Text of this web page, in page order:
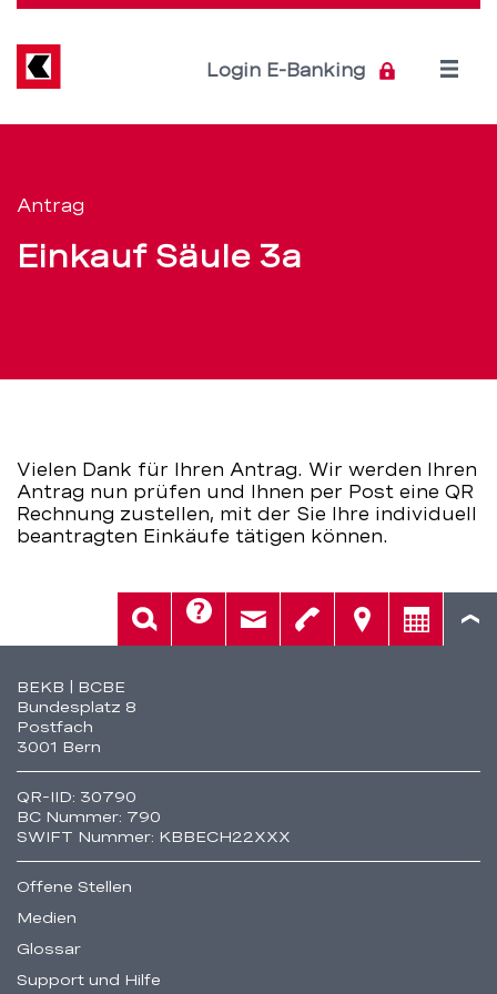
–
BEKB
Direkt
Inhalt
Login E-Banking
Open
Antrag
Einkauf Säule 3a
Vielen Dank für Ihren Antrag. Wir werden Ihren
Antrag nun prüfen und Ihnen per Post eine QR
Rechnung zustellen, mit der Sie Ihre individuell
beantragten Einkäufe tätigen können.
Fusszeile
BEKB | BCBE
Bundesplatz 8
Postfach
3001 Bern
QR-IID: 30790
BC Nummer: 790
SWIFT Nummer: KBBECH22XXX
Offene Stellen
Medien
Glossar
Support und Hilfe